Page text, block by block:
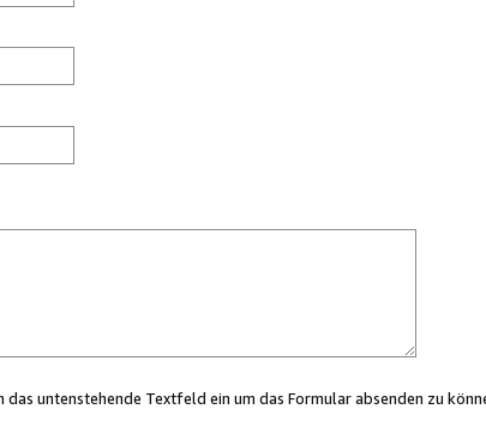
untenstehende Textfeld ein um das Formular absenden zu